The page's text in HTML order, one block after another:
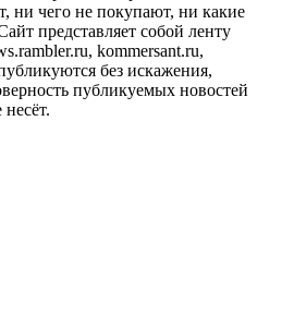
ни чего не покупают, ни какие
представляет собой ленту
kommersant.ru,
без искажения,
публикуемых новостей